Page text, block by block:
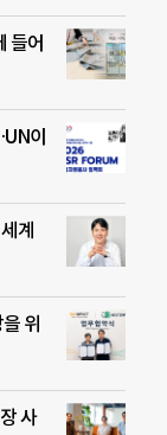
들어
이
계
위
사